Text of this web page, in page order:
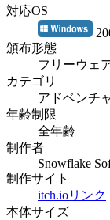
対応OS
頒布形態
フリーウェ
カテゴリ
アドベンチ
年齢制限
全年齢
制作者
Snowflake
制作サイト
itch.ioリンク
本体サイズ